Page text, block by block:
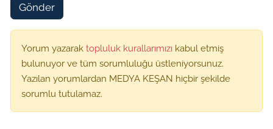
Gönder
Yorum yazarak topluluk kurallarımızı kabul etmiş
bulunuyor ve tüm sorumluluğu üstleniyorsunuz.
Yazılan yorumlardan MEDYA KEŞAN hiçbir şekilde
sorumlu tutulamaz.